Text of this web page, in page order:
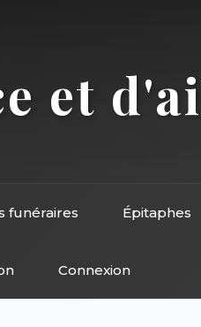
et
funéraires Épitaphes
Connexion